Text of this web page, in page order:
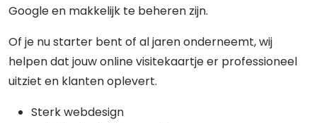
Google en makkelijk te beheren zijn.
Of je nu starter bent of al jaren onderneemt, wij
helpen dat jouw online visitekaartje er professioneel
uitziet en klanten oplevert.
Sterk webdesign